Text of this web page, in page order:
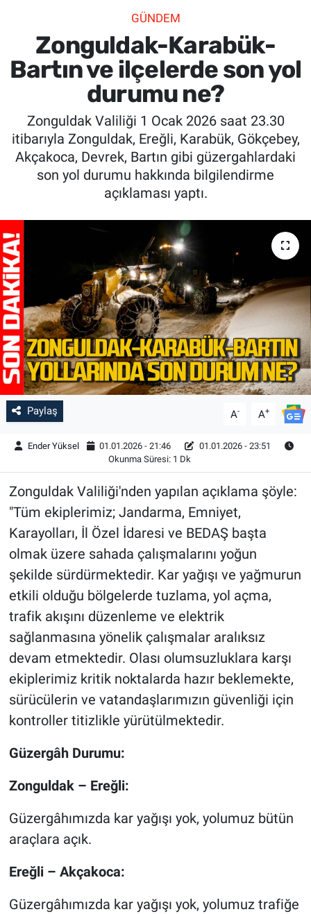
GÜNDEM
Zonguldak-Karabük-
Bartın ve ilçelerde son yol
durumu ne?
Zonguldak Valiliği 1 Ocak 2026 saat 23.30
itibarıyla Zonguldak, Ereğli, Karabük, Gökçebey,
Akçakoca, Devrek, Bartın gibi güzergahlardaki
son yol durumu hakkında bilgilendirme
açıklaması yaptı.
Paylaş A- A+
Ender Yüksel 01.01.2026 - 21:46
01.01.2026 - 23:51
Okunma Süresi: 1 Dk
Zonguldak Valiliği'nden yapılan açıklama şöyle:
"Tüm ekiplerimiz; Jandarma, Emniyet,
Karayolları, İl Özel İdaresi ve BEDAŞ başta
olmak üzere sahada çalışmalarını yoğun
şekilde sürdürmektedir. Kar yağışı ve yağmurun
etkili olduğu bölgelerde tuzlama, yol açma,
trafik akışını düzenleme ve elektrik
sağlanmasına yönelik çalışmalar aralıksız
devam etmektedir. Olası olumsuzluklara karşı
ekiplerimiz kritik noktalarda hazır beklemekte,
sürücülerin ve vatandaşlarımızın güvenliği için
kontroller titizlikle yürütülmektedir.
Güzergâh Durumu:
Zonguldak – Ereğli:
Güzergâhımızda kar yağışı yok, yolumuz bütün
araçlara açık.
Ereğli – Akçakoca:
Güzergâhımızda kar yağışı yok, yolumuz trafiğe
SPOR